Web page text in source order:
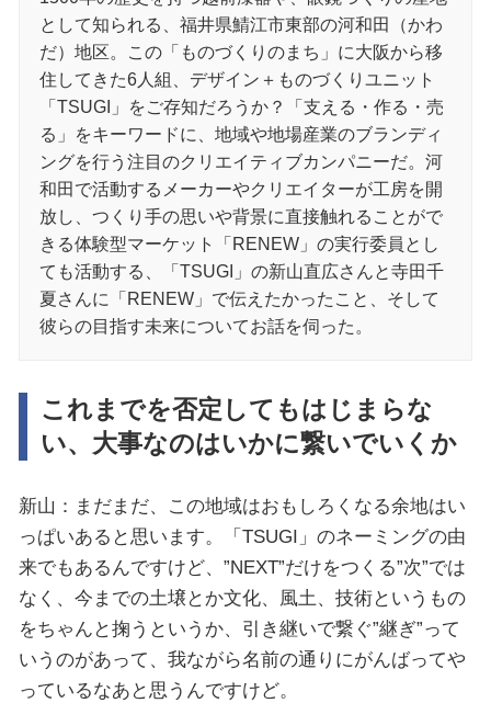
として知られる、福井県鯖江市東部の河和田（かわ
だ）地区。この「ものづくりのまち」に大阪から移
住してきた6人組、デザイン＋ものづくりユニット
「TSUGI」をご存知だろうか？「支える・作る・売
る」をキーワードに、地域や地場産業のブランディ
ングを行う注目のクリエイティブカンパニーだ。河
和田で活動するメーカーやクリエイターが工房を開
放し、つくり手の思いや背景に直接触れることがで
きる体験型マーケット「RENEW」の実行委員とし
ても活動する、「TSUGI」の新山直広さんと寺田千
夏さんに「RENEW」で伝えたかったこと、そして
彼らの目指す未来についてお話を伺った。
これまでを否定してもはじまらな
い、大事なのはいかに繋いでいくか
新山：まだまだ、この地域はおもしろくなる余地はい
っぱいあると思います。「TSUGI」のネーミングの由
来でもあるんですけど、”NEXT”だけをつくる”次”では
なく、今までの土壌とか文化、風土、技術というもの
をちゃんと掬うというか、引き継いで繋ぐ”継ぎ”って
いうのがあって、我ながら名前の通りにがんばってや
っているなあと思うんですけど。